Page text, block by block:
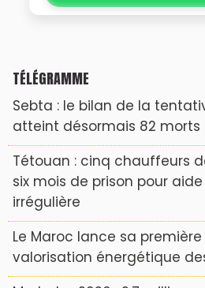
TÉLÉGRAMME
Sebta : le bilan de la
atteint désormais 82 morts
Tétouan : cinq chauffeurs
six mois de prison pour
irrégulière
Le Maroc lance sa
valorisation énergétique